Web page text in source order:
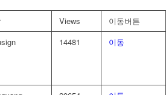
Views
이동버튼
14481 이동